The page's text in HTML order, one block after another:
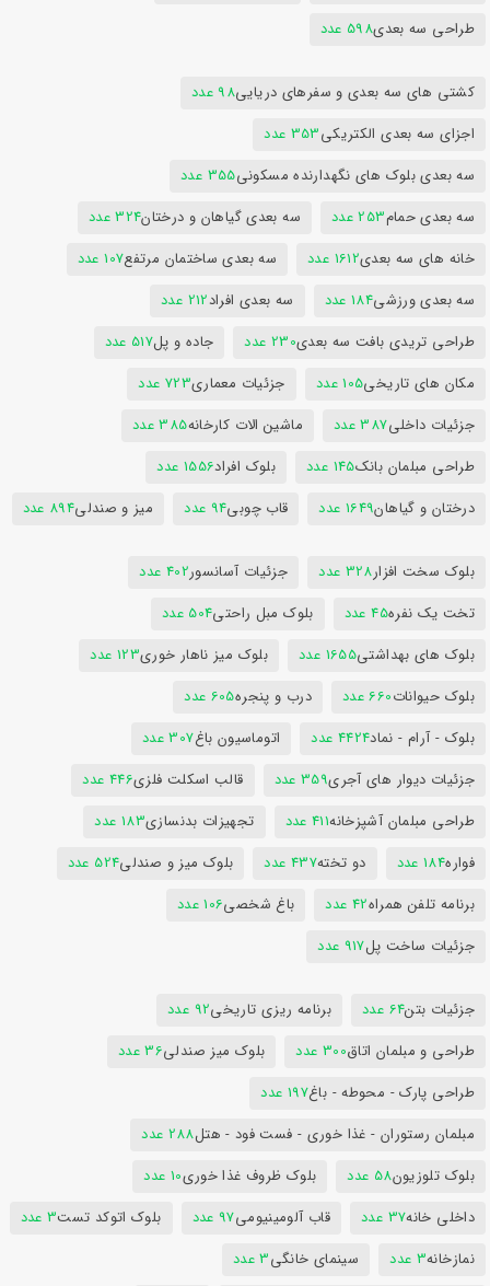
طراحی سه بعدی598 عدد
کشتی های سه بعدی و سفرهای دریایی98 عدد
اجزای سه بعدی الکتریکی353 عدد
سه بعدی بلوک های نگهدارنده مسکونی355 عدد
سه بعدی حمام253 عدد سه بعدی گیاهان و درختان324 عدد
خانه های سه بعدی1612 عدد سه بعدی ساختمان مرتفع107 عدد
سه بعدی ورزشی184 عدد سه بعدی افراد212 عدد
طراحی تریدی بافت سه بعدی230 عدد جاده و پل517 عدد
مکان های تاریخی105 عدد جزئیات معماری723 عدد
جزئیات داخلی387 عدد ماشین الات کارخانه385 عدد
طراحی مبلمان بانک145 عدد بلوک افراد1556 عدد
درختان و گیاهان1649 عدد قاب چوبی94 عدد میز و صندلی894 عدد
بلوک سخت افزار328 عدد جزئیات آسانسور402 عدد
تخت یک نفره45 عدد بلوک مبل راحتی504 عدد
بلوک های بهداشتی1655 عدد بلوک میز ناهار خوری123 عدد
بلوک حیوانات660 عدد درب و پنجره605 عدد
بلوک - آرام - نماد4424 عدد اتوماسیون باغ307 عدد
جزئیات دیوار های آجری359 عدد قالب اسکلت فلزی446 عدد
طراحی مبلمان آشپزخانه411 عدد تجهیزات بدنسازی183 عدد
فواره184 عدد دو تخته437 عدد بلوک میز و صندلی524 عدد
برنامه تلفن همراه42 عدد باغ شخصی106 عدد
جزئیات ساخت پل917 عدد
جزئیات بتن64 عدد برنامه ریزی تاریخی92 عدد
طراحی و مبلمان اتاق300 عدد بلوک میز صندلی36 عدد
طراحی پارک - محوطه - باغ197 عدد
مبلمان رستوران - غذا خوری - فست فود - هتل288 عدد
بلوک تلوزیون58 عدد بلوک ظروف غذا خوری10 عدد
داخلی خانه37 عدد قاب آلومینیومی97 عدد بلوک اتوکد تست3 عدد
نمازخانه3 عدد سینمای خانگی3 عدد